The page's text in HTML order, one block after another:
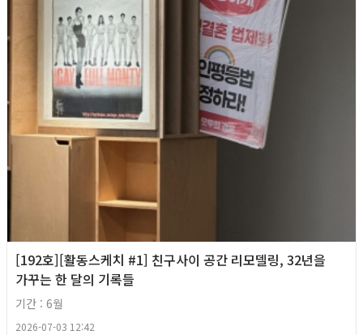
[192호][활동스케치 #1] 친구사이 공간 리모델링, 32년을
가꾸는 한 달의 기록들
기간 : 6월
2026-07-03 12:42